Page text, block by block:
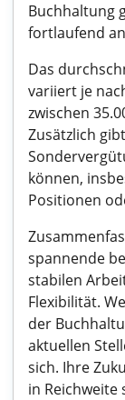
Buchhaltung
fortlaufend
Das
variiert je
zwischen
Zusätzlich
können,
Positionen
spannende
stabilen
Flexibilität.
der
aktuellen
sich. Ihre
in Reichweite